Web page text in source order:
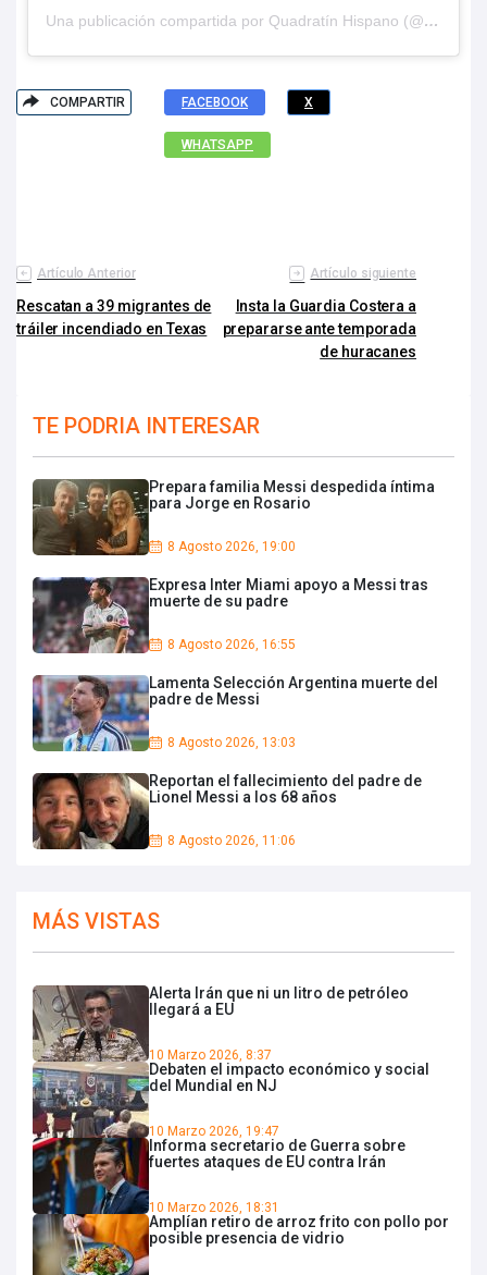
Una publicación compartida por Quadratín Hispano (@hispanoq)
COMPARTIR FACEBOOK X
WHATSAPP
Artículo Anterior
Rescatan a 39 migrantes de
tráiler incendiado en Texas
Artículo siguiente
Insta la Guardia Costera a
prepararse ante temporada
de huracanes
TE PODRIA INTERESAR
Prepara familia Messi despedida íntima
para Jorge en Rosario
8 Agosto 2026, 19:00
Expresa Inter Miami apoyo a Messi tras
muerte de su padre
8 Agosto 2026, 16:55
Lamenta Selección Argentina muerte del
padre de Messi
8 Agosto 2026, 13:03
Reportan el fallecimiento del padre de
Lionel Messi a los 68 años
8 Agosto 2026, 11:06
MÁS VISTAS
Alerta Irán que ni un litro de petróleo
llegará a EU
10 Marzo 2026, 8:37
Debaten el impacto económico y social
del Mundial en NJ
10 Marzo 2026, 19:47
Informa secretario de Guerra sobre
fuertes ataques de EU contra Irán
10 Marzo 2026, 18:31
Amplían retiro de arroz frito con pollo por
posible presencia de vidrio